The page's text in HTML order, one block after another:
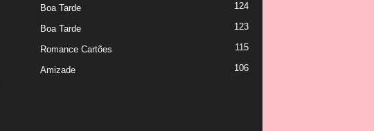
Boa Tarde 124
Boa Tarde 123
Romance Cartões 115
Amizade 106